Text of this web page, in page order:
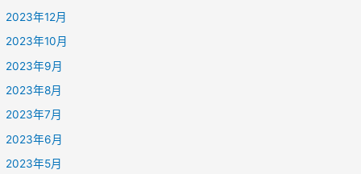
2023年12月
2023年10月
2023年9月
2023年8月
2023年7月
2023年6月
2023年5月